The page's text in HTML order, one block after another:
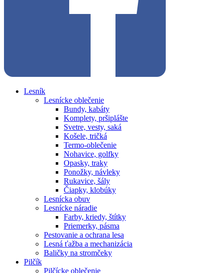
Lesník
Lesnícke oblečenie
Bundy, kabáty
Komplety, pršiplášte
Svetre, vesty, saká
Košele, tričká
Termo-oblečenie
Nohavice, golfky
Opasky, traky
Ponožky, návleky
Rukavice, šály
Čiapky, klobúky
Lesnícka obuv
Lesnícke náradie
Farby, kriedy, štítky
Priemerky, pásma
Pestovanie a ochrana lesa
Lesná ťažba a mechanizácia
Baličky na stromčeky
Pilčík
Pilčícke oblečenie